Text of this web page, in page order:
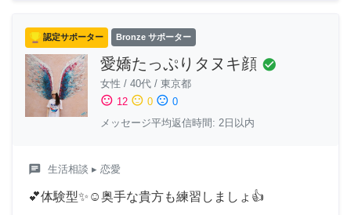
認定サポーター Bronze サポーター
愛嬌たっぷりタヌキ顔 check_circle
女性 / 40代 / 東京都
sentiment_satisfied 12 sentiment_neutral 0 sentiment_dissatisfied 0
メッセージ平均返信時間: 2日以内
chat 生活相談 ▸ 恋愛
💕体験型✨☺️奥手な貴方も練習しましょ👍